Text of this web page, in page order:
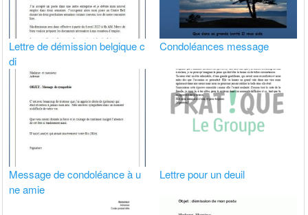
Lettre de démission belgique c
di
Condoléances message
Message de condoléance à u
ne amie
Lettre pour un deuil